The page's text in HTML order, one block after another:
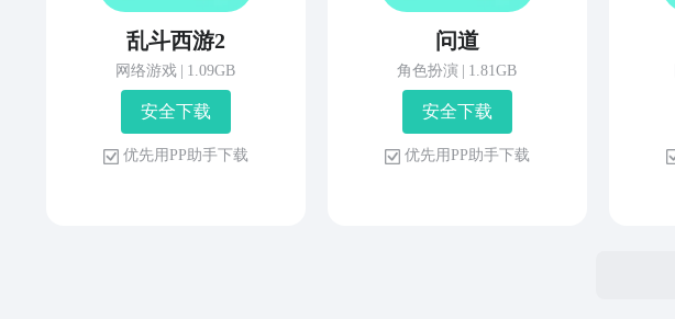
乱斗西游2
网络游戏 1.09GB
安 全 下 载
优 先 用 P P 助 手 下 载
问道
角色扮演 1.81GB
安 全 下 载
优 先 用 P P 助 手 下 载